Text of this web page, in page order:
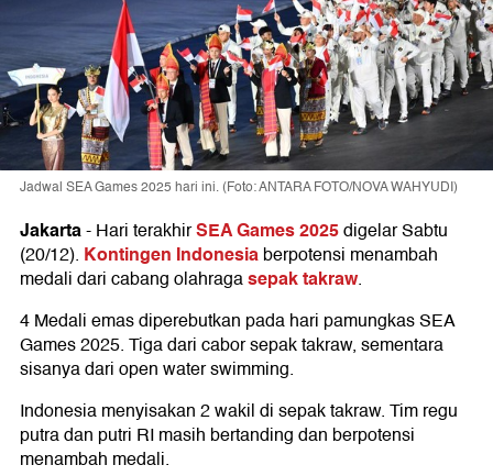
Jadwal SEA Games 2025 hari ini. (Foto: ANTARA FOTO/NOVA WAHYUDI)
Jakarta-Hari terakhirSEA Games 2025digelar Sabtu
(20/12). Kontingen Indonesiaberpotensi menambah
medali dari cabang olahragasepak takraw.
4 Medali emas diperebutkan pada hari pamungkas SEA
Games 2025. Tiga dari cabor sepak takraw, sementara
sisanya dari open water swimming.
Indonesia menyisakan 2 wakil di sepak takraw. Tim regu
putra dan putri RI masih bertanding dan berpotensi
menambah medali.